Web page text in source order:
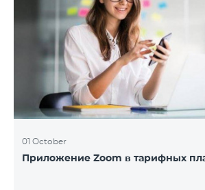
01 October
Приложение Zoom в тарифных